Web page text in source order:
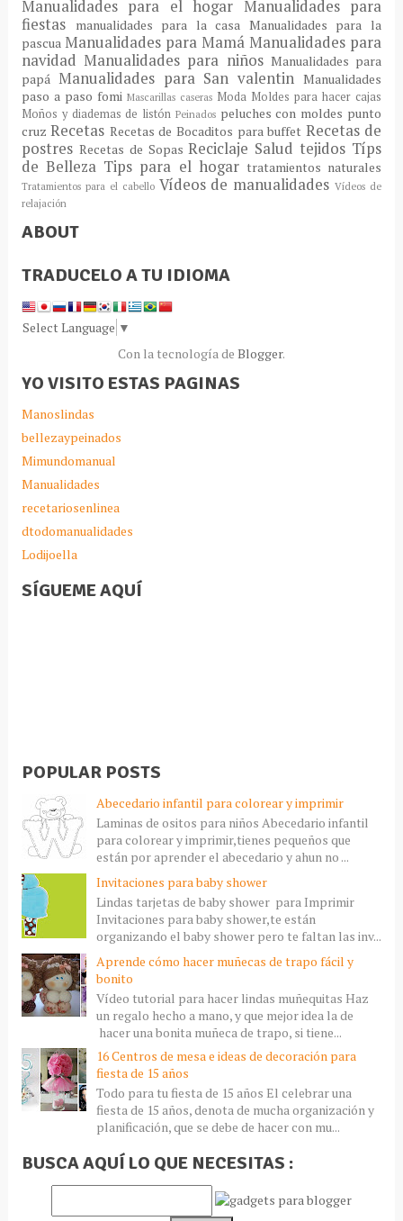
Manualidades para el hogar Manualidades para
fiestas
manualidades para la casa Manualidades para la
pascua Manualidades para MamáManualidades para
navidadManualidades para niños Manualidades para
papá Manualidades para San valentinManualidades
paso a paso fomi Mascarillas caseras Moda Moldes para hacer cajas
Moños y diademas de listón Peinados peluches con moldes punto
cruzRecetas Recetas de Bocaditos para buffet Recetas de
postres Recetas de SopasReciclaje Saludtejidos Típs
de Belleza Tips para el hogar tratamientos naturales
Tratamientos para el cabello Vídeos de manualidadesVídeos de
relajación
ABOUT
TRADUCELO A TU IDIOMA
Select Language ▼
Con la tecnología de Blogger.
YO VISITO ESTAS PAGINAS
Manoslindas
bellezaypeinados
Mimundomanual
Manualidades
recetariosenlinea
dtodomanualidades
Lodijoella
SÍGUEME AQUÍ
POPULAR POSTS
Abecedario infantil para colorear y imprimir
Laminas de ositos para niños Abecedario infantil
para colorear y imprimir,tienes pequeños que
están por aprender el abecedario y ahun no ...
Invitaciones para baby shower
Lindas tarjetas de baby shower para Imprimir
Invitaciones para baby shower,te están
organizando el baby shower pero te faltan las inv...
Aprende cómo hacer muñecas de trapo fácil y
bonito
Vídeo tutorial para hacer lindas muñequitas Haz
un regalo hecho a mano, y que mejor idea la de
hacer una bonita muñeca de trapo, si tiene...
16 Centros de mesa e ideas de decoración para
fiesta de 15 años
Todo para tu fiesta de 15 años El celebrar una
fiesta de 15 años, denota de mucha organización y
planificación, que se debe de hacer con mu...
BUSCA AQUÍ LO QUE NECESITAS :